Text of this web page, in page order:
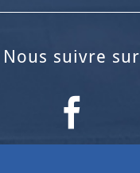
nous suivre sur